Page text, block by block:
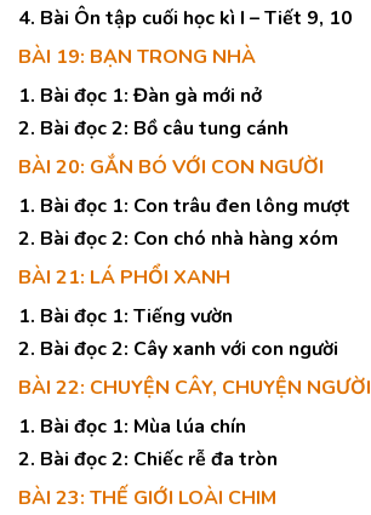
4. Bài Ôn tập cuối học kì I – Tiết 9, 10
BÀI 19: BẠN TRONG NHÀ
1. Bài đọc 1: Đàn gà mới nở
2. Bài đọc 2: Bồ câu tung cánh
BÀI 20: GẮN BÓ VỚI CON NGƯỜI
1. Bài đọc 1: Con trâu đen lông mượt
2. Bài đọc 2: Con chó nhà hàng xóm
BÀI 21: LÁ PHỔI XANH
1. Bài đọc 1: Tiếng vườn
2. Bài đọc 2: Cây xanh với con người
BÀI 22: CHUYỆN CÂY, CHUYỆN NGƯỜI
1. Bài đọc 1: Mùa lúa chín
2. Bài đọc 2: Chiếc rễ đa tròn
BÀI 23: THẾ GIỚI LOÀI CHIM